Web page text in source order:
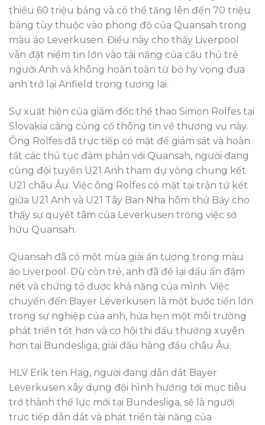
thiểu 60 triệu bảng và có thể tăng lên đến 70 triệu
bảng tùy thuộc vào phong độ của Quansah trong
màu áo Leverkusen. Điều này cho thấy Liverpool
vẫn đặt niềm tin lớn vào tài năng của cầu thủ trẻ
người Anh và không hoàn toàn từ bỏ hy vọng đưa
anh trở lại Anfield trong tương lai.
Sự xuất hiện của giám đốc thể thao Simon Rolfes tại
Slovakia càng củng cố thông tin về thương vụ này.
Ông Rolfes đã trực tiếp có mặt để giám sát và hoàn
tất các thủ tục đàm phán với Quansah, người đang
cùng đội tuyển U21 Anh tham dự vòng chung kết
U21 châu Âu. Việc ông Rolfes có mặt tại trận tứ kết
giữa U21 Anh và U21 Tây Ban Nha hôm thứ Bảy cho
thấy sự quyết tâm của Leverkusen trong việc sở
hữu Quansah.
Quansah đã có một mùa giải ấn tượng trong màu
áo Liverpool. Dù còn trẻ, anh đã để lại dấu ấn đậm
nét và chứng tỏ được khả năng của mình. Việc
chuyển đến Bayer Leverkusen là một bước tiến lớn
trong sự nghiệp của anh, hứa hẹn một môi trường
phát triển tốt hơn và cơ hội thi đấu thường xuyên
hơn tại Bundesliga, giải đấu hàng đầu châu Âu.
HLV Erik ten Hag, người đang dẫn dắt Bayer
Leverkusen xây dựng đội hình hướng tới mục tiêu
trở thành thế lực mới tại Bundesliga, sẽ là người
trực tiếp dẫn dắt và phát triển tài năng của